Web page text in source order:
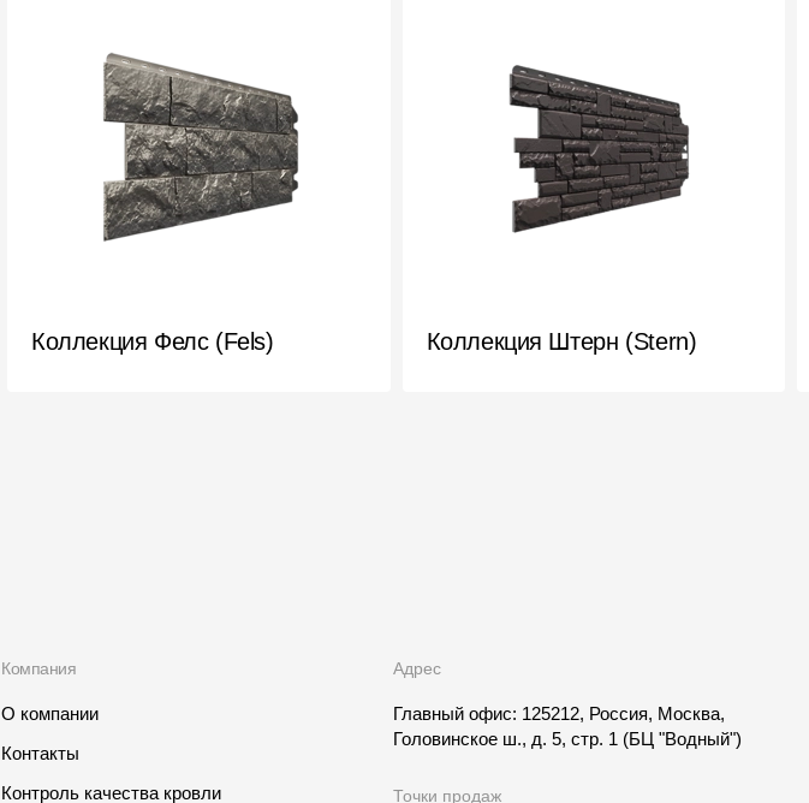
Коллекция Фелс (Fels) Коллекция Штерн (Stern)
Компания
О компании
Контакты
Контроль качества кровли
Адрес
Главный офис: 125212, Россия, Москва,
Головинское ш., д. 5, стр. 1 (БЦ "Водный")
Точки продаж